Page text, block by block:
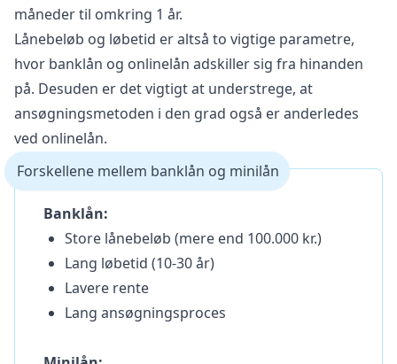
måneder til omkring 1 år.
Lånebeløb og løbetid er altså to vigtige parametre,
hvor banklån og onlinelån adskiller sig fra hinanden
på. Desuden er det vigtigt at understrege, at
ansøgningsmetoden i den grad også er anderledes
ved onlinelån.
Forskellene mellem banklån og minilån
Banklån:
Store lånebeløb (mere end 100.000 kr.)
Lang løbetid (10-30 år)
Lavere rente
Lang ansøgningsproces